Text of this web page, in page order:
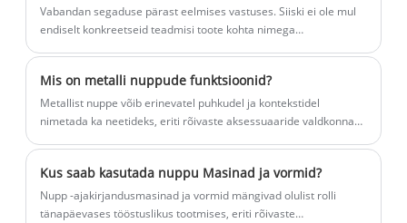
Vabandan segaduse pärast eelmises vastuses. Siiski ei ole mul
endiselt konkreetseid teadmisi toote kohta nimega
‌Mis on metalli nuppude funktsioonid?
Metallist nuppe võib erinevatel puhkudel ja kontekstidel
nimetada ka neetideks, eriti rõivaste aksessuaaride valdkonnas,
Kus saab kasutada nuppu Masinad ja vormid?
Nupp -ajakirjandusmasinad ja vormid mängivad olulist rolli
tänapäevases tööstuslikus tootmises, eriti rõivaste